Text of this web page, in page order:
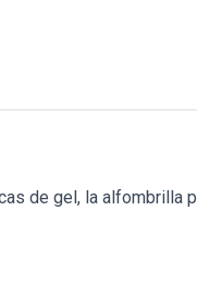
de gel, la